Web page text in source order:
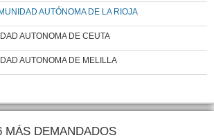
AUTÓNOMA DE LA RIOJA
AUTONOMA DE CEUTA
AUTONOMA DE MELILLA
MÁS DEMANDADOS